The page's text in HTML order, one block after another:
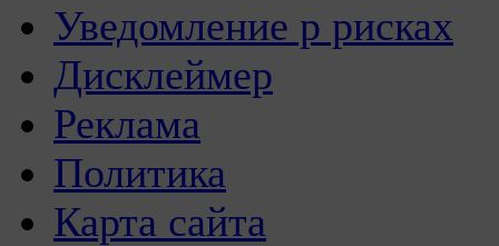
Уведомление р рисках
Дисклеймер
Реклама
Политика
Карта сайта